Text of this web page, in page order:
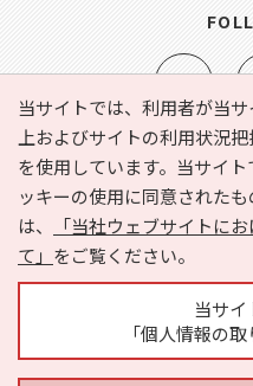
当サイトでは、利用者が当
上およびサイトの利用状況
を使用しています。当サイ
ッキーの使用に同意された
は、
「当社ウェブサイトに
て」 をご覧ください。
当サイ
「個人情報の
e-NAVITA（イーナビタ）とは
利用規約
個人情報の取
サイトマップ
広告